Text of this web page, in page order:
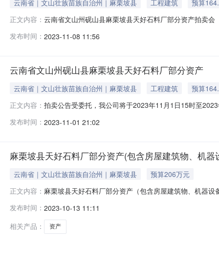
云南省｜文山壮族苗族自治州｜麻栗坡县 工程建筑
预算
正文内容： 云南省文山州砚山县麻栗坡县天好石料厂部分资产拍卖
资产——机器设备清查评估明细表》中序号为9的资产，
发布时间： 2023-11-08 11:56
云南省文山州砚山县麻栗坡县天好石料厂部分资产
云南省｜文山壮族苗族自治州｜麻栗坡县 工程建筑
预算
正文内容： 拍卖公告受委托，我公司将于2023年11月1日15时至
打包）起拍价:1,648,000.00元，保证金:300,000.00元，
发布时间： 2023-11-01 21:02
麻栗坡县天好石料厂部分资产(包含房屋建筑物、机器
云南省｜文山壮族苗族自治州｜麻栗坡县
预算206万元
正文内容： 麻栗坡县天好石料厂部分资产（包含房屋建筑物、机器
https://paimai.caa123.org.cn/)”进行公开拍卖活动，现
发布时间： 2023-10-13 11:11
相关产品：
资产